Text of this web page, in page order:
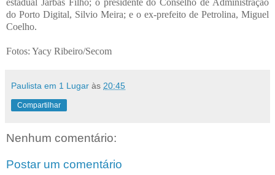
do Porto Digital, Silvio Meira; e o ex-prefeito de Petrolina, Miguel
Coelho.
Fotos: Yacy Ribeiro/Secom
Paulista em 1 Lugar às 20:45
Compartilhar
Nenhum comentário:
Postar um comentário